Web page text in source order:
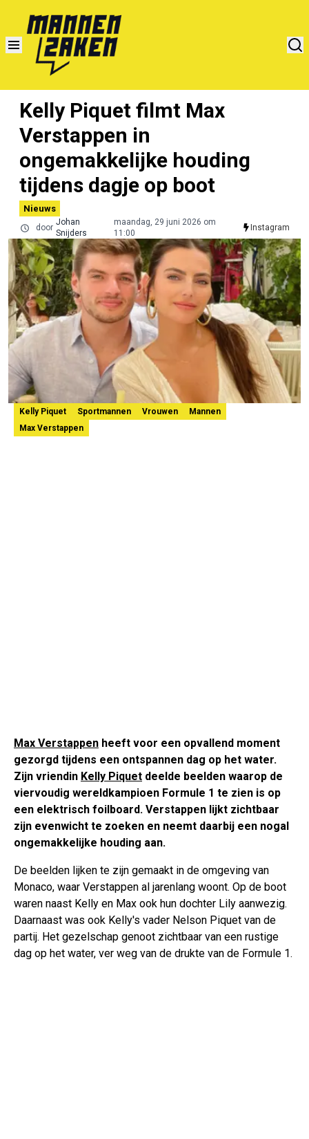
Kelly Piquet filmt Max
Verstappen in
ongemakkelijke houding
tijdens dagje op boot
Nieuws
door
Johan
Snijders
maandag, 29 juni 2026 om
11:00
Instagram
Kelly Piquet Sportmannen Vrouwen
Mannen
Max Verstappen
Max Verstappen heeft voor een opvallend moment
gezorgd tijdens een ontspannen dag op het water.
Zijn vriendin Kelly Piquet deelde beelden waarop de
viervoudig wereldkampioen Formule 1 te zien is op
een elektrisch foilboard. Verstappen lijkt zichtbaar
zijn evenwicht te zoeken en neemt daarbij een nogal
ongemakkelijke houding aan.
De beelden lijken te zijn gemaakt in de omgeving van
Monaco, waar Verstappen al jarenlang woont. Op de boot
waren naast Kelly en Max ook hun dochter Lily aanwezig.
Daarnaast was ook Kelly's vader Nelson Piquet van de
partij. Het gezelschap genoot zichtbaar van een rustige
dag op het water, ver weg van de drukte van de Formule 1.